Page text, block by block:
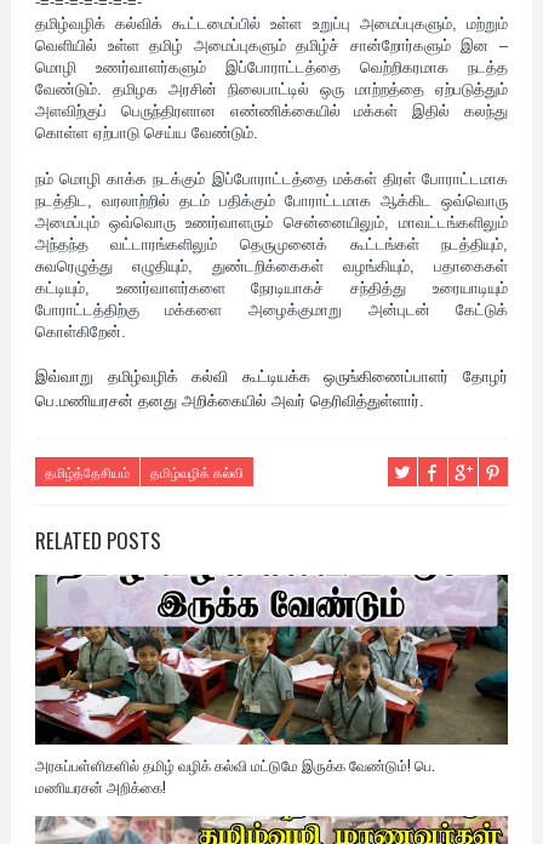
தமிழ்வழிக் கல்விக் கூட்டமைப்பில் உள்ள உறுப்பு அமைப்புகளும், மற்றும்
வெளியில் உள்ள தமிழ் அமைப்புகளும் தமிழ்ச் சான்றோர்களும் இன –
மொழி உணர்வாளர்களும் இப்போராட்டத்தை வெற்றிகரமாக நடத்த
வேண்டும். தமிழக அரசின் நிலைபாட்டில் ஒரு மாற்றத்தை ஏற்படுத்தும்
அளவிற்குப் பெருந்திரளான எண்ணிக்கையில் மக்கள் இதில் கலந்து
கொள்ள ஏற்பாடு செய்ய வேண்டும்.
நம் மொழி காக்க நடக்கும் இப்போராட்டத்தை மக்கள் திரள் போராட்டமாக
நடத்திட, வரலாற்றில் தடம் பதிக்கும் போராட்டமாக ஆக்கிட ஒவ்வொரு
அமைப்பும் ஒவ்வொரு உணர்வாளரும் சென்னையிலும், மாவட்டங்களிலும்
அந்தந்த வட்டாரங்களிலும் தெருமுனைக் கூட்டங்கள் நடத்தியும்,
சுவரெழுத்து எழுதியும், துண்டறிக்கைகள் வழங்கியும், பதாகைகள்
கட்டியும், உணர்வாளர்களை நேரடியாகச் சந்தித்து உரையாடியும்
போராட்டத்திற்கு மக்களை அழைக்குமாறு அன்புடன் கேட்டுக்
கொள்கிறேன்.
இவ்வாறு தமிழ்வழிக் கல்வி கூட்டியக்க ஒருங்கிணைப்பாளர் தோழர்
பெ.மணியரசன் தனது அறிக்கையில் அவர் தெரிவித்துள்ளார்.
தமிழ்த்தேசியம் தமிழ்வழிக் கல்வி
RELATED POSTS
அரசுப்பள்ளிகளில் தமிழ் வழிக் கல்வி மட்டுமே இருக்க வேண்டும்! பெ.
மணியரசன் அறிக்கை!